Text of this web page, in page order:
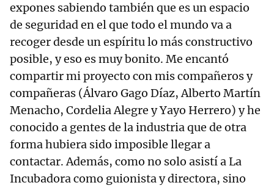
expones sabiendo también que es un espacio
de seguridad en el que todo el mundo va a
recoger desde un espíritu lo más constructivo
posible, y eso es muy bonito. Me encantó
compartir mi proyecto con mis compañeros y
compañeras (Álvaro Gago Díaz, Alberto Martín
Menacho, Cordelia Alegre y Yayo Herrero) y he
conocido a gentes de la industria que de otra
forma hubiera sido imposible llegar a
contactar. Además, como no solo asistí a La
Incubadora como guionista y directora, sino